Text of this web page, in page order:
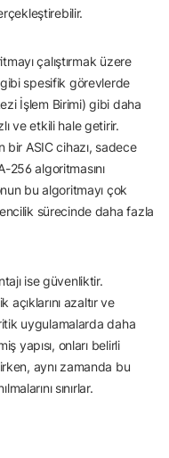
çalıştırmak üzere
spesifik görevlerde
İşlem Birimi) gibi daha
ve etkili hale getirir.
ASIC cihazı, sadece
256 algoritmasını
bu algoritmayı çok
sürecinde daha fazla
ise güvenliktir.
azaltır ve
uygulamalarda daha
yapısı, onları belirli
aynı zamanda bu
sınırlar.